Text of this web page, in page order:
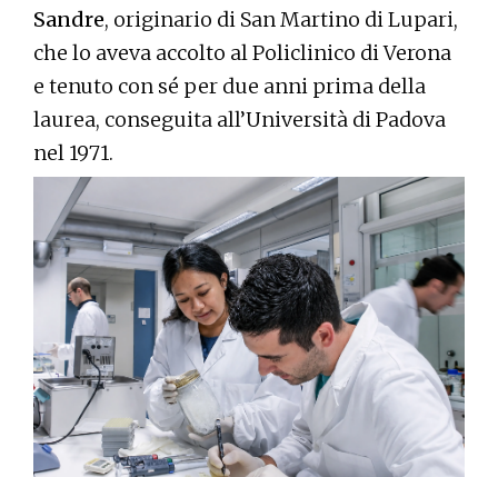
Sandre, originario di San Martino di Lupari,
che lo aveva accolto al Policlinico di Verona
e tenuto con sé per due anni prima della
laurea, conseguita all’Università di Padova
nel 1971.